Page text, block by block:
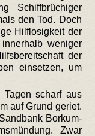
Schiffbrüchiger
den Tod. Doch
Hilflosigkeit der
weniger
der
einsetzen, um
scharf aus
auf Grund geriet.
Borkum-
Zwar